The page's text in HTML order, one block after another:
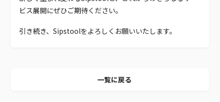
ビス展開にぜひご期待ください。
引き続き、Sipstoolをよろしくお願いいたします。
一覧に戻る